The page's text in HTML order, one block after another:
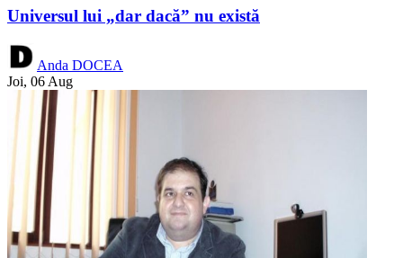
Universul lui „dar dacă” nu există
Anda DOCEA
Joi, 06 Aug